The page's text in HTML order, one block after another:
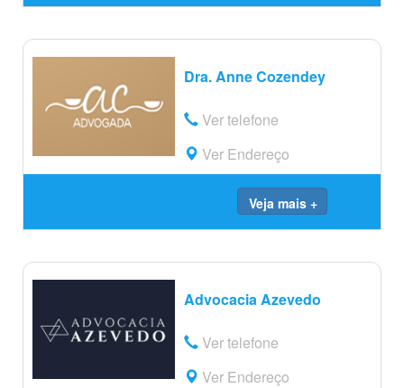
Dra. Anne Cozendey
Ver telefone
Ver Endereço
Veja mais +
Advocacia Azevedo
Ver telefone
Ver Endereço